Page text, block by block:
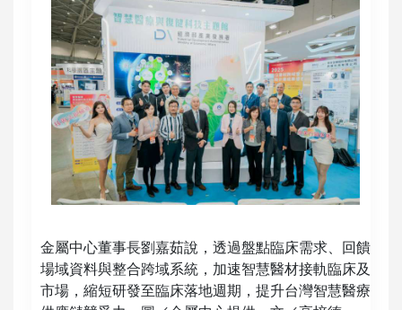
金屬中心董事長劉嘉茹說，透過盤點臨床需求、回饋
場域資料與整合跨域系統，加速智慧醫材接軌臨床及
市場，縮短研發至臨床落地週期，提升台灣智慧醫療